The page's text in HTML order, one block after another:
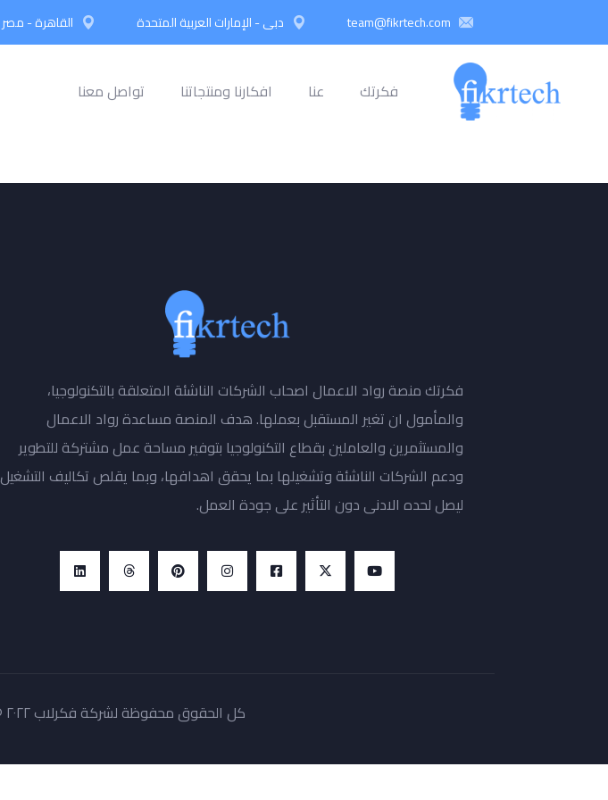
team@fikrtech.com دبي - الإمارات العربية المتحدة القاهرة - مصر
تواصل معنا افكارنا ومنتجاتنا عنا فكرتك
فكرتك منصة رواد الاعمال اصحاب الشركات الناشئة المتعلقة بالتكنولوجيا،
والمأمول ان تغير المستقبل بعملها. هدف المنصة مساعدة رواد الاعمال
والمستثمرين والعاملين بقطاع التكنولوجيا بتوفير مساحة عمل مشتركة للتطوير
ودعم الشركات الناشئة وتشغيلها بما يحقق اهدافها، وبما يقلص تكاليف التشغيل
ليصل لحده الادنى دون التأثير على جودة العمل.
كل الحقوق محفوظة لشركة فكرلاب ٢٠٢٢ © All copyrights owned by fikrlab 2022